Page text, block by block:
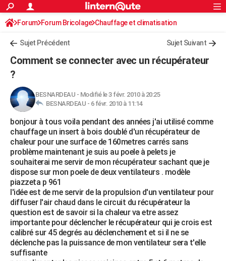
ACTUALITÉS
Politique
Société
Faits Divers
Education
Monde
Villes
+
Programme TV
TNTStreaming
Cinéma
Sorties cinéma
Musique
+FINANCE
Retraite
Impôts
Epargne
Immobilier
Risques naturels par ville
Banque
Assurance
Crédit
AUTO
Essais
Réserver un essai
Citadines
Berlines
SUV
Forum auto
HIGH-TECH
Mobiles
Meilleur smartphone
Internet
Ordinateurs
Jeux vidéo
Guide high-tech
+BRICOLAGE
Forum
Aménagement intérieur
Extérieur
Cuisine
Salle de bains
Jardinage
Rangement
WEEK-END
Guides de France
Escapades
Patrimoine
Expositions
Musées
Week-end nature
+LIFESTYLE
Art de vivre
Bien-être
Loisirs
Mode
Modes de vie
SANTE
Alimentation
Guide de la santé
Maladies
Médicaments
Sommeil
VOYAGE
Destinations
City break
Voyage nature
Voyage de noces
Forum
Climat
+PHOTO
GUIDES D'ACHAT
Rechercher
S'inscrire
Connexion
Forum Forum Bricolage Chauffage et climatisation
Sujet Précédent Sujet Suivant
Comment se connecter avec un récupérateur
?
BESNARDEAU - Modifié le 3 févr. 2010 à 20:25
BESNARDEAU - 6 févr. 2010 à 11:14
bonjour à tous voila pendant des années j'ai utilisé comme
chauffage un insert à bois doublé d'un récupérateur de
chaleur pour une surface de 160metres carrés sans
problème maintenant je suis au poele à pelets je
souhaiterai me servir de mon récupérateur sachant que je
dispose sur mon poele de deux ventilateurs . modèle
piazzeta p 961
l'idée est de me servir de la propulsion d'un ventilateur pour
diffuser l'air chaud dans le circuit du récupérateur la
question est de savoir si la chaleur va etre assez
importante pour déclencher le récupérateur qui je crois est
calibré sur 45 degrés au déclenchement et si il ne se
déclenche pas la puissance de mon ventilateur sera t'elle
suffisante